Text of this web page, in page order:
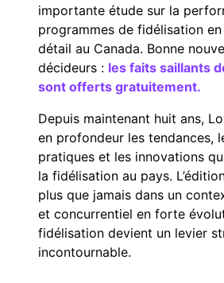
importante étude sur la
programmes de fidélisation
détail au Canada. Bonne
décideurs : les faits saillants
sont offerts gratuitement.
Depuis maintenant huit ans,
en profondeur les tendances,
pratiques et les innovations
la fidélisation au pays.
plus que jamais dans un
et concurrentiel en forte
fidélisation devient un levier
incontournable.